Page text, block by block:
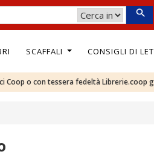
SCAFFALI CONSIGLI DI
Coop o con tessera fedeltà Librerie.coop